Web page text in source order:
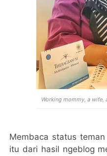
Working mommy, a
Membaca status
itu dari hasil ngeblog